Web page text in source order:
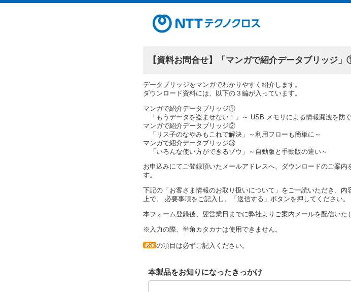
【資料お問合せ】「マンガで紹介データブリッジ
データブリッジをマンガでわかりやすく紹介します。
ダウンロード資料には、以下の３編が入っています。
マンガで紹介データブリッジ①
「もうデータを盗ませない！」～ USB メモリによる情報漏洩を防
マンガで紹介データブリッジ②
「リス子のなやみもこれで解決」～利用フローも簡単に～
マンガで紹介データブリッジ③
「いろんな使い方ができるゾウ」～自動版と手動版の違い～
お申込みにてご登録頂いたメールアドレスへ、ダウンロードのご案内
す。
下記の「お客さま情報のお取り扱いについて」をご一読いただき、内
上で、 必要事項をご記入し、「送信する」ボタンを押してください。
本フォーム登録後、翌営業日までに弊社よりご案内メールを配信いた
※入力の際、半角カタカナは使用できません。
必須 の項目は必ずご記入ください。
本製品をお知りになったきっかけ